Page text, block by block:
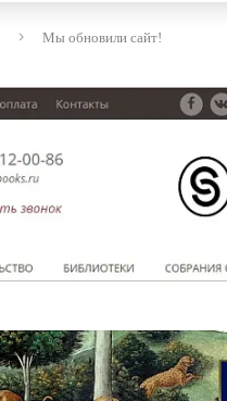
Мы обновили сайт!